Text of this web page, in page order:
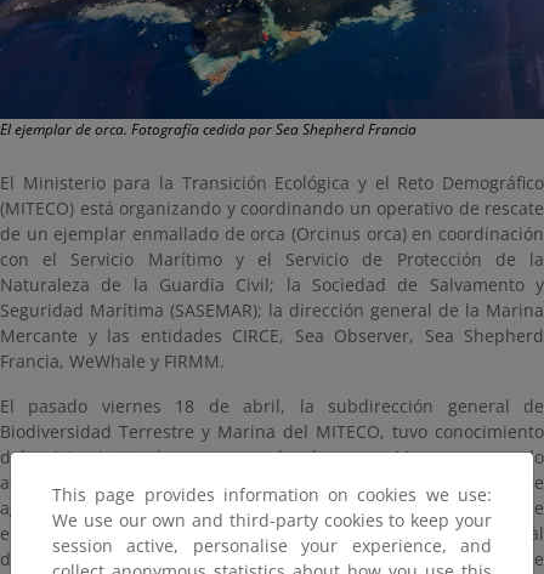
El ejemplar de orca. Fotografía cedida por Sea Shepherd Francia
El Ministerio para la Transición Ecológica y el Reto Demográfico
(MITECO) está organizando y coordinando un operativo de rescate
de un ejemplar enmallado de orca (Orcinus orca) en coordinación
con el Servicio Marítimo y el Servicio de Protección de la
Naturaleza de la Guardia Civil; la Sociedad de Salvamento y
Seguridad Marítima (SASEMAR); la dirección general de la Marina
Mercante y las entidades CIRCE, Sea Observer, Sea Shepherd
Francia, WeWhale y FIRMM.
El pasado viernes 18 de abril, la subdirección general de
Biodiversidad Terrestre y Marina del MITECO, tuvo conocimiento
del avistamiento de un grupo de al menos 11 orcas cazando
atunes a 5 millas al norte de Cabo Espartel, en movimiento entre
aguas territoriales de España y de Marruecos. En ese grupo se
encuentra el ejemplar que lleva enmallado a la aleta pectoral
derecha una boya, un bidón, cabos y restos de arte de pesca de
This page provides information on cookies we use:
We use our own and third-party cookies to keep your
session active, personalise your experience, and